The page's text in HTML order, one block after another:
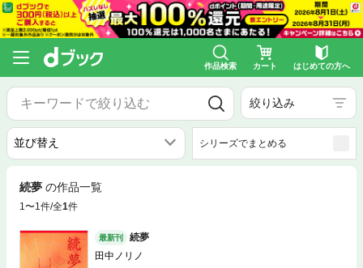
作品検索 カート はじめての方へ
絞り込み
シリーズでまとめる
続夢 の作品一覧
1〜1件/全1件
最新刊
続夢
田中ノリノ